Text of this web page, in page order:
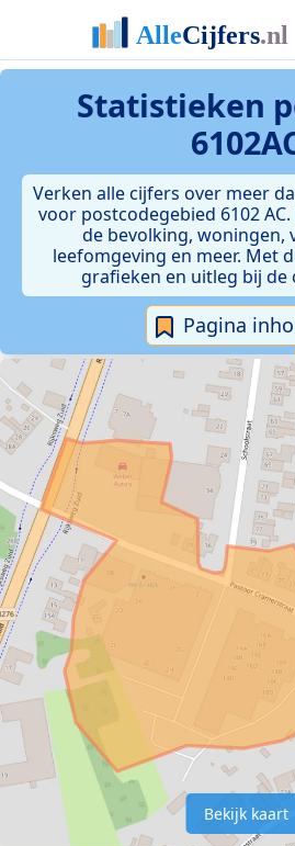
Statistieken
Verken alle cijfers over meer
voor postcodegebied 6102
de bevolking, woningen,
leefomgeving en meer. Met
grafieken en uitleg bij de
Pagina
Bekijk kaart